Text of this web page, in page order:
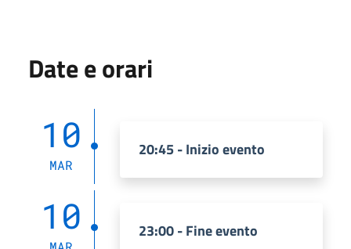
Date e orari
10
MAR
20:45 - Inizio evento
10 23:00 - Fine evento